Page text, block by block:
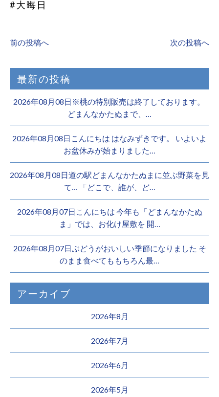
#大晦日
前の投稿へ 次の投稿へ
最新の投稿
2026年08月08日※桃の特別販売は終了しております。 ️
どまんなかたぬまで、…
2026年08月08日こんにちは はなみずきです。 いよいよ
お盆休みが始まりました…
2026年08月08日道の駅どまんなかたぬまに並ぶ野菜を見
て… 「どこで、誰が、ど…
2026年08月07日こんにちは 今年も「どまんなかたぬ
ま」では、お化け屋敷を 開…
2026年08月07日ぶどうがおいしい季節になりました そ
のまま食べてももちろん最…
アーカイブ
2026年8月
2026年7月
2026年6月
2026年5月